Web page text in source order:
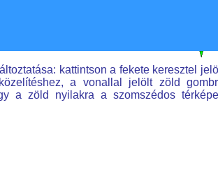
kattintson a fekete keresztel
a vonallal jelölt zöld
a zöld nyilakra a szomszédos